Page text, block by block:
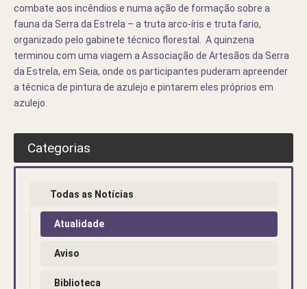
combate aos incêndios e numa ação de formação sobre a
fauna da Serra da Estrela – a truta arco-íris e truta fario,
organizado pelo gabinete técnico florestal.
A quinzena
terminou com uma viagem a Associação de Artesãos da Serra
da Estrela, em Seia, onde os participantes puderam apreender
a técnica de pintura de azulejo e pintarem eles próprios em
azulejo.
Categorias
Todas as Notícias
Atualidade
Aviso
Biblioteca